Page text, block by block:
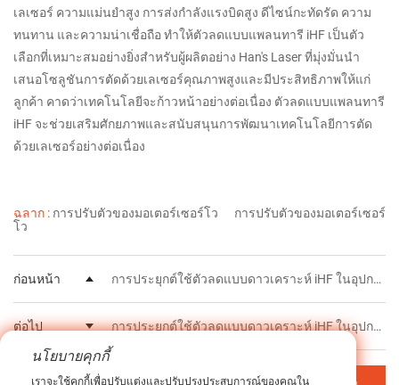
เลเซอร์ ความแม่นยำสูง การส่งกำลังแรงบิดสูง ดีไซน์กะทัดรัด ความ
ทนทาน และความน่าเชื่อถือ ทำให้ตัวลดแบบแพลนทารี iHF เป็นตัว
เลือกที่เหมาะสมอย่างยิ่งสำหรับผู้ผลิตอย่าง Han's Laser ที่มุ่งมั่นนำ
เสนอโซลูชันการตัดด้วยเลเซอร์คุณภาพสูงและมีประสิทธิภาพให้แก่
ลูกค้า คาดว่าเทคโนโลยีจะก้าวหน้าอย่างต่อเนื่อง ตัวลดแบบแพลนทารี
iHF จะช่วยเสริมศักยภาพและสนับสนุนการพัฒนาเทคโนโลยีการตัด
ด้วยเลเซอร์อย่างต่อเนื่อง
ฉลาก : การปรับตัวของมอเตอร์เซอร์โว
การปรับตัวของมอเตอร์เซอร์
โว
ก่อนหน้า การประยุกต์ใช้ตัวลดแบบดาวเคราะห์ iHF ในอุปกรณ์อิเล็กทรอนิกส์ 3C
ต่อไป การประยุกต์ใช้ตัวลดแบบดาวเคราะห์ iHF ในอุปกรณ์แบตเตอรี่ลิเธียมพลังงานใหม่
นโยบายคุกกี้
เราจะใช้คุกกี้เพื่อปรับแต่งและปรับปรุงประสบการณ์ของคุณใน